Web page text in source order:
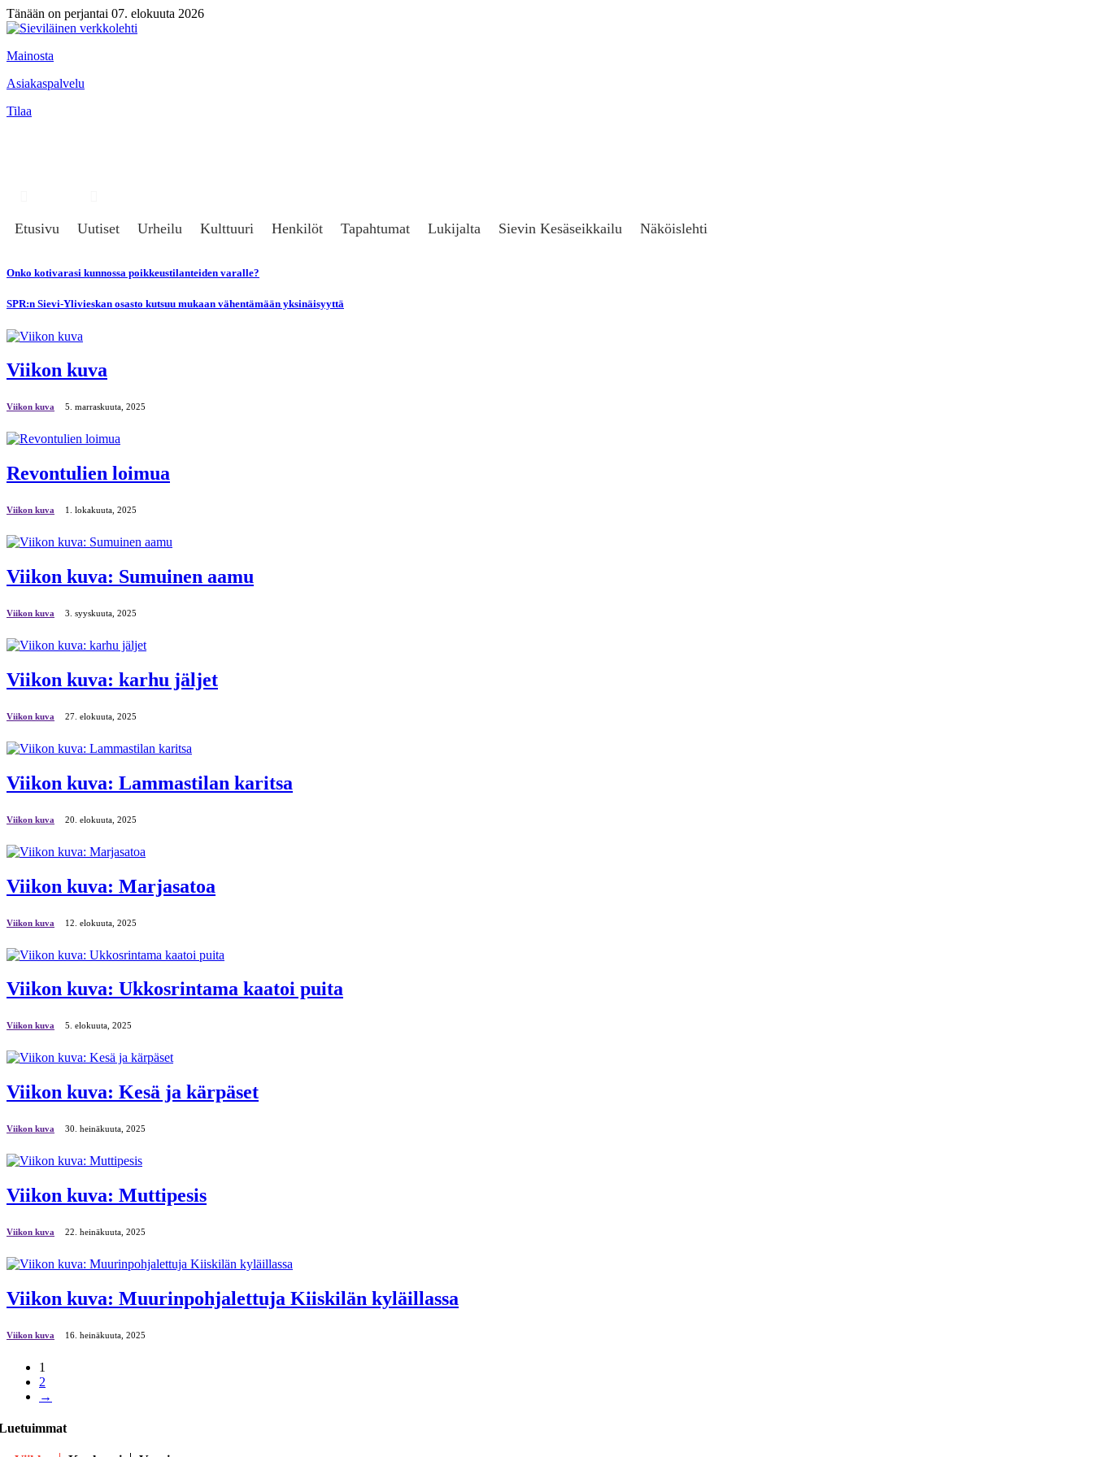
Tänään on perjantai 07. elokuuta 2026
Mainosta
Asiakaspalvelu
Tilaa
Etusivu Uutiset Urheilu Kulttuuri Henkilöt Tapahtumat Lukijalta Sievin Kesäseikkailu Näköislehti
Onko kotivarasi kunnossa poikkeustilanteiden varalle?
SPR:n Sievi-Ylivieskan osasto kutsuu mukaan vähentämään yksinäisyyttä
Viikon kuva
Viikon kuva 5. marraskuuta, 2025
Revontulien loimua
Viikon kuva 1. lokakuuta, 2025
Viikon kuva: Sumuinen aamu
Viikon kuva 3. syyskuuta, 2025
Viikon kuva: karhu jäljet
Viikon kuva 27. elokuuta, 2025
Viikon kuva: Lammastilan karitsa
Viikon kuva 20. elokuuta, 2025
Viikon kuva: Marjasatoa
Viikon kuva 12. elokuuta, 2025
Viikon kuva: Ukkosrintama kaatoi puita
Viikon kuva 5. elokuuta, 2025
Viikon kuva: Kesä ja kärpäset
Viikon kuva 30. heinäkuuta, 2025
Viikon kuva: Muttipesis
Viikon kuva 22. heinäkuuta, 2025
Viikon kuva: Muurinpohjalettuja Kiiskilän kyläillassa
Viikon kuva 16. heinäkuuta, 2025
1
2
→